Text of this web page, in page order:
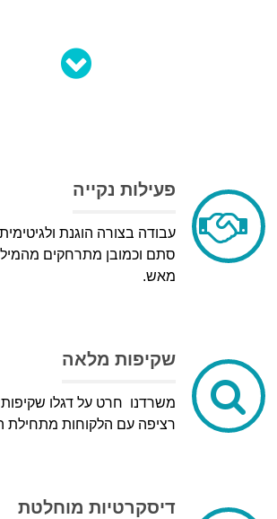
פעילות נקייה
עבודה בצורה הוגנת
סתם וכמובן מתרחקים
מאש.
שקיפות מלאה
משרדנו חרט על דגלו
רציפה עם הלקוחות מתחילת
דיסקרטיות מוחלטת